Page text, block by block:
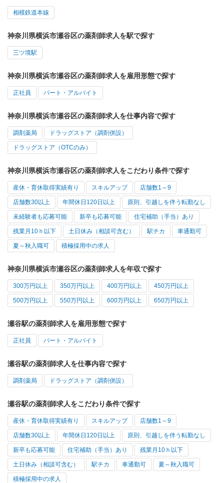
相模鉄道本線
神奈川県横浜市瀬谷区の薬剤師求人を駅で探す
三ツ境駅
神奈川県横浜市瀬谷区の薬剤師求人を雇用形態で探す
正社員 パート・アルバイト
神奈川県横浜市瀬谷区の薬剤師求人を仕事内容で探す
調剤薬局 ドラッグストア（調剤併設）
ドラッグストア（OTCのみ）
神奈川県横浜市瀬谷区の薬剤師求人をこだわり条件で探す
産休・育休取得実績有り スキルアップ 店舗数1～9
店舗数30以上 年間休日120日以上 原則、引越しを伴う転勤なし
未経験者も応募可能 新卒も応募可能 住宅補助（手当）あり
残業月10ｈ以下 土日休み（相談可含む） 駅チカ 車通勤可
夏～秋入職可 積極採用中の求人
神奈川県横浜市瀬谷区の薬剤師求人を年収で探す
300万円以上 350万円以上 400万円以上 450万円以上
500万円以上 550万円以上 600万円以上 650万円以上
瀬谷駅の薬剤師求人を雇用形態で探す
正社員 パート・アルバイト
瀬谷駅の薬剤師求人を仕事内容で探す
調剤薬局 ドラッグストア（調剤併設）
瀬谷駅の薬剤師求人をこだわり条件で探す
産休・育休取得実績有り スキルアップ 店舗数1～9
店舗数30以上 年間休日120日以上 原則、引越しを伴う転勤なし
新卒も応募可能 住宅補助（手当）あり 残業月10ｈ以下
土日休み（相談可含む） 駅チカ 車通勤可 夏～秋入職可
積極採用中の求人